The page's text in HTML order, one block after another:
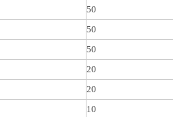
50
50
50
20
20
10